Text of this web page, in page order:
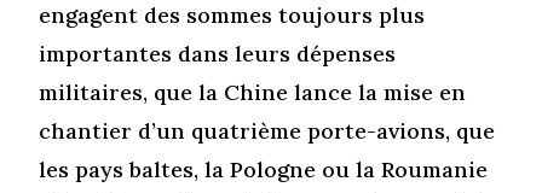
engagent des sommes toujours plus
importantes dans leurs dépenses
militaires, que la Chine lance la mise en
chantier d’un quatrième porte-avions, que
les pays baltes, la Pologne ou la Roumanie